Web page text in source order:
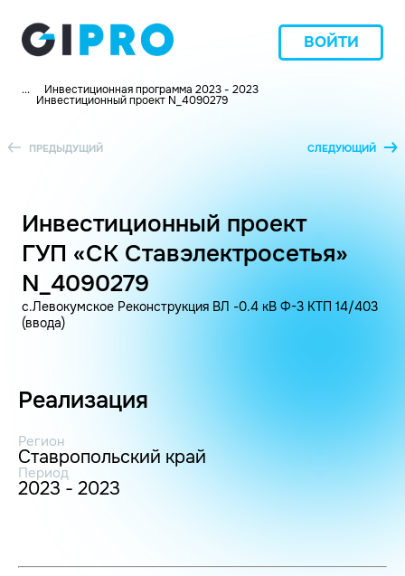
ВОЙТИ
... Инвестиционная программа 2023 - 2023
Инвестиционный проект N_4090279
ПРЕДЫДУЩИЙ СЛЕДУЮЩИЙ
Инвестиционный проект
ГУП «СК Ставэлектросетья»
N_4090279
с.Левокумское Реконструкция ВЛ -0.4 кВ Ф-3 КТП 14/403
(ввода)
Реализация
Регион
Ставропольский край
Период
2023 - 2023